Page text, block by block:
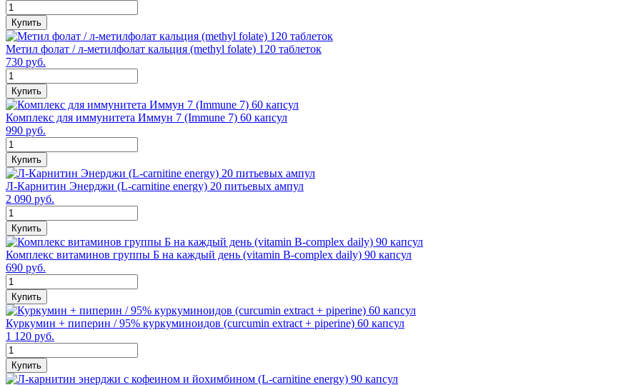
Купить
Метил фолат / л-метилфолат кальция (methyl folate) 120 таблеток
730 руб.
Купить
Комплекс для иммунитета Иммун 7 (Immune 7) 60 капсул
990 руб.
Купить
Л-Карнитин Энерджи (L-carnitine energy) 20 питьевых ампул
2 090 руб.
Купить
Комплекс витаминов группы Б на каждый день (vitamin B-complex daily) 90 капсул
690 руб.
Купить
Куркумин + пиперин / 95% куркуминоидов (curcumin extract + piperine) 60 капсул
1 120 руб.
Купить